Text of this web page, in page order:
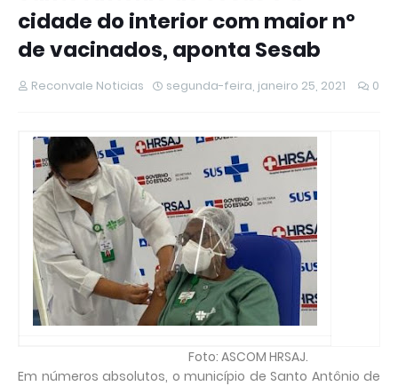
cidade do interior com maior nº
de vacinados, aponta Sesab
Reconvale Noticias segunda-feira, janeiro 25, 2021 0
Foto: ASCOM HRSAJ.
Em números absolutos, o município de Santo Antônio de